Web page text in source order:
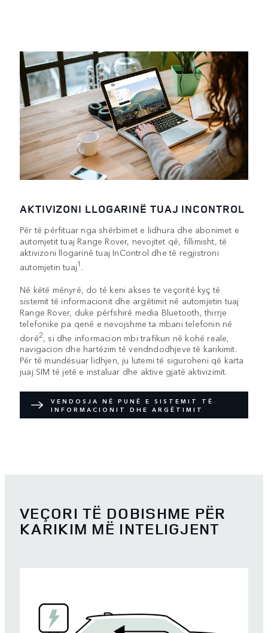
AKTIVIZONI LLOGARINË TUAJ INCONTROL
Për të përfituar nga shërbimet e lidhura dhe abonimet e
automjetit tuaj Range Rover, nevojitet që, fillimisht, të
aktivizoni llogarinë tuaj InControl dhe të regjistroni
automjetin tuaj1 .
Në këtë mënyrë, do të keni akses te veçoritë kyç të
sistemit të informacionit dhe argëtimit në automjetin tuaj
Range Rover, duke përfshirë media Bluetooth, thirrje
telefonike pa qenë e nevojshme ta mbani telefonin në
dorë2, si dhe informacion mbi trafikun në kohë reale,
navigacion dhe hartëzim të vendndodhjeve të karikimit.
Për të mundësuar lidhjen, ju lutemi të siguroheni që karta
juaj SIM të jetë e instaluar dhe aktive gjatë aktivizimit.
VENDOSJA NË PUNË E SISTEMIT TË
INFORMACIONIT DHE ARGËTIMIT
VEÇORI TË DOBISHME PËR
KARIKIM MË INTELIGJENT